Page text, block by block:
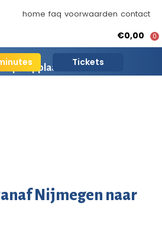
home faq voorwaarden contact
Tickets
€0,00 0
Opstapplaatsen
Nijmegen naar